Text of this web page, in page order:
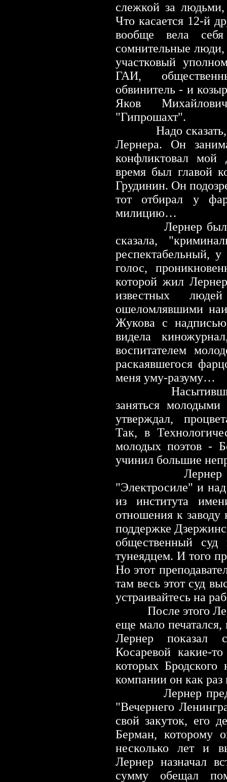
слежкой за людьми,
Что касается 12-й
вообще вела себя
сомнительные люди,
участковый
ГАИ,
обвинитель- и
Яков
"Гипрошахт".
Надо
Лернера. Он
конфликтовал
время был главой
Грудинин. Он
тот отбирал у
милицию…
Лернер был
сказала,
респектабельный,
голос,
которой жил
известных
ошеломлявшими
Жукова с
видела
воспитателем
раскаявшегося
меня уму-разуму…
заняться
утверждал,
Так, в
молодых поэтов -
учинил большие
Лернер
"Электросиле" и
из института
отношения к
поддержке
общественный суд
тунеядцем. И того
Но этот
там весь этот суд
устраивайтесь на
После этого
еще мало
Лернер показал
Косаревой какие-
которых
компании он как раз
Лернер
"Вечернего
свой закуток, его
Берман, которому
несколько лет и
Лернер назначал
сумму обещал